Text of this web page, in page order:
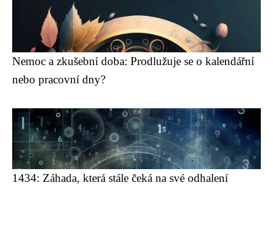
Nemoc a zkušební doba: Prodlužuje se o kalendářní
nebo pracovní dny?
1434: Záhada, která stále čeká na své odhalení